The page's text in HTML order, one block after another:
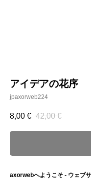
アイデアの花序
jpaxorweb224
8,00 € 42,00 €
axorwebへようこそ - ウェブ